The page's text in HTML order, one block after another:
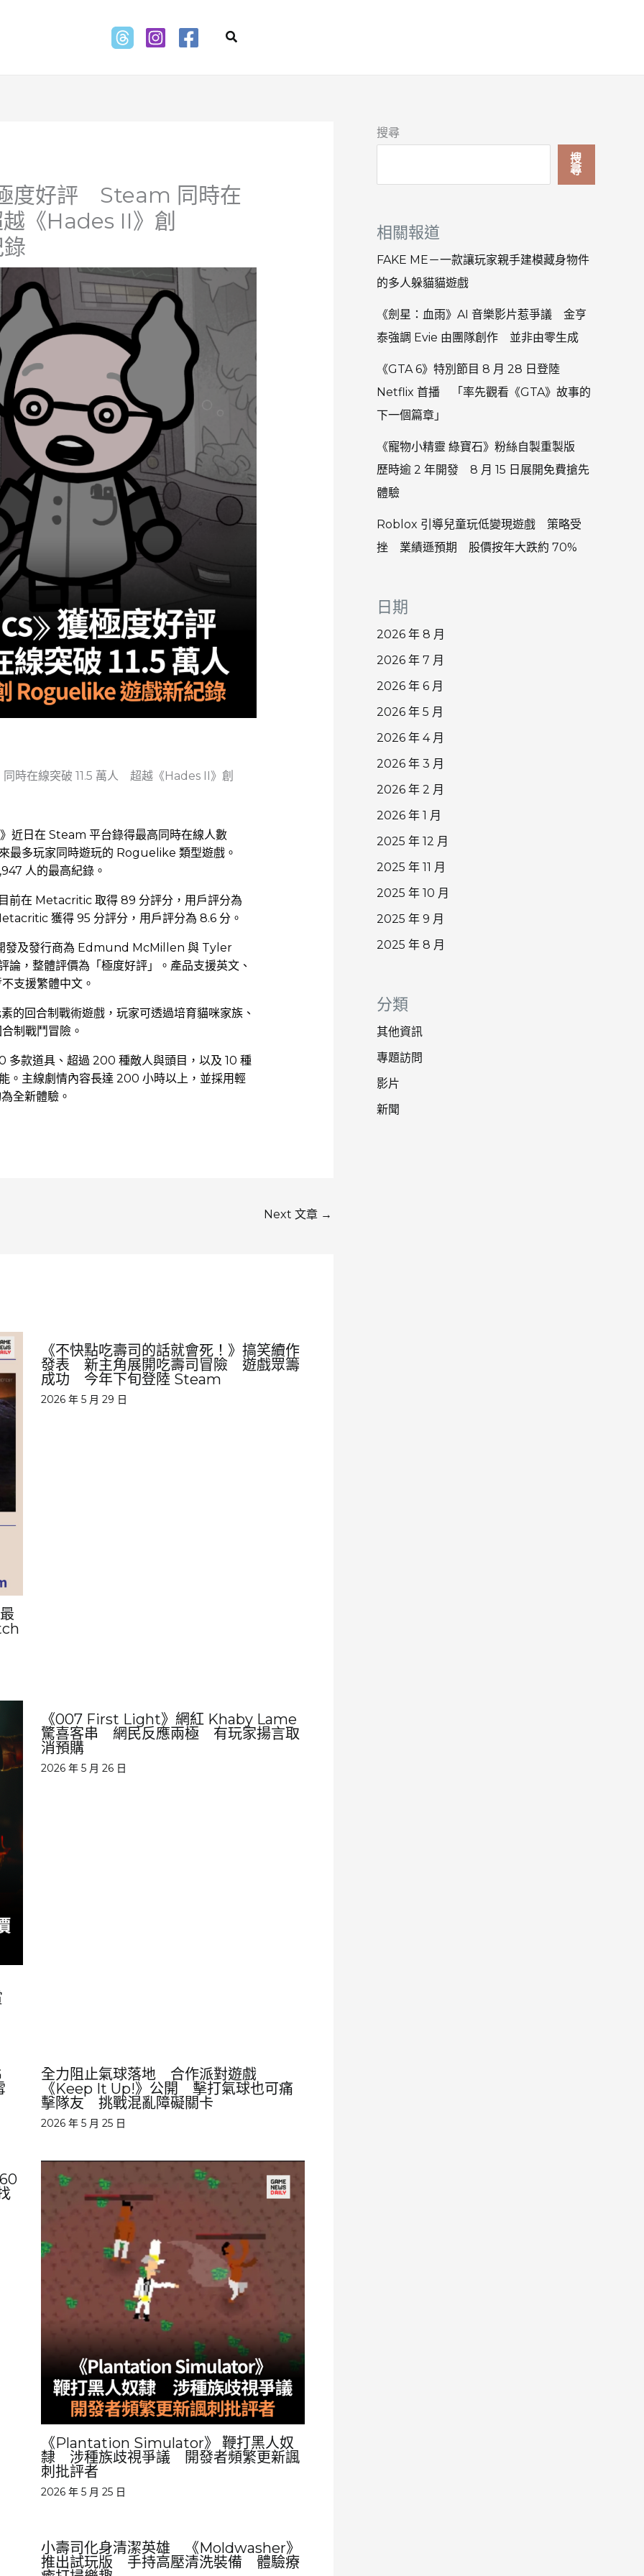
Search
度好評 Steam 同時在
《Hades II》創
在線突破 11.5 萬人 超越《Hades II》創
日在 Steam 平台錄得最高同時在線人數
最多玩家同時遊玩的 Roguelike 類型遊戲。
人的最高紀錄。
前在 Metacritic 取得 89 分評分，用戶評分為
獲得 95 分評分，用戶評分為 8.6 分。
發及發行商為 Edmund McMillen 與 Tyler
，整體評價為「極度好評」。產品支援英文、
支援繁體中文。
的回合制戰術遊戲，玩家可透過培育貓咪家族、
制戰鬥冒險。
多款道具、超過 200 種敵人與頭目，以及 10 種
。主線劇情內容長達 200 小時以上，並採用輕
全新體驗。
Next 文章 →
《不快點吃壽司的話就會死！》搞笑續作
發表 新主角展開吃壽司冒險 遊戲眾籌
成功 今年下旬登陸 Steam
2026 年 5 月 29 日
《007 First Light》網紅 Khaby Lame
驚喜客串 網民反應兩極 有玩家揚言取
消預購
2026 年 5 月 26 日
全力阻止氣球落地 合作派對遊戲
《Keep It Up!》公開 擊打氣球也可痛
擊隊友 挑戰混亂障礙關卡
2026 年 5 月 25 日
《Plantation Simulator》 鞭打黑人奴
隸 涉種族歧視爭議 開發者頻繁更新諷
刺批評者
2026 年 5 月 25 日
小壽司化身清潔英雄 《Moldwasher》
推出試玩版 手持高壓清洗裝備 體驗療
搜尋
搜
尋
相關報道
FAKE ME－一款讓玩家親手建模藏身物件
的多人躲貓貓遊戲
《劍星：血雨》AI 音樂影片惹爭議 金亨
泰強調 Evie 由團隊創作 並非由零生成
《GTA 6》特別節目 8 月 28 日登陸
Netflix 首播 「率先觀看《GTA》故事的
下一個篇章」
《寵物小精靈 綠寶石》粉絲自製重製版
歷時逾 2 年開發 8 月 15 日展開免費搶先
體驗
Roblox 引導兒童玩低變現遊戲 策略受
挫 業績遜預期 股價按年大跌約 70%
日期
2026 年 8 月
2026 年 7 月
2026 年 6 月
2026 年 5 月
2026 年 4 月
2026 年 3 月
2026 年 2 月
2026 年 1 月
2025 年 12 月
2025 年 11 月
2025 年 10 月
2025 年 9 月
2025 年 8 月
分類
其他資訊
專題訪問
影片
新聞